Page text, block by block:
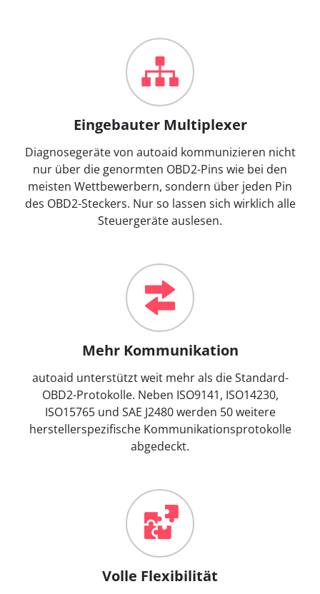
Eingebauter Multiplexer
Diagnosegeräte von autoaid kommunizieren nicht
nur über die genormten OBD2-Pins wie bei den
meisten Wettbewerbern, sondern über jeden Pin
des OBD2-Steckers. Nur so lassen sich wirklich alle
Steuergeräte auslesen.
Mehr Kommunikation
autoaid unterstützt weit mehr als die Standard-
OBD2-Protokolle. Neben ISO9141, ISO14230,
ISO15765 und SAE J2480 werden 50 weitere
herstellerspezifische Kommunikationsprotokolle
abgedeckt.
Volle Flexibilität